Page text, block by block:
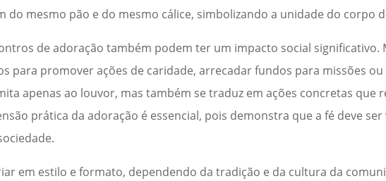
mesmo pão e do mesmo cálice, simbolizando a unidade do corpo
de adoração também podem ter um impacto social significativo.
para promover ações de caridade, arrecadar fundos para missões
apenas ao louvor, mas também se traduz em ações concretas que
prática da adoração é essencial, pois demonstra que a fé deve ser
em estilo e formato, dependendo da tradição e da cultura da